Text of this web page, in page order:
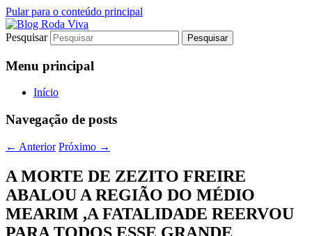
Pular para o conteúdo principal
Blog Roda Viva
Jornalismo sério comprometido com a
verdade
Pesquisar
Menu principal
Início
Navegação de posts
← Anterior Próximo →
A MORTE DE ZEZITO FREIRE
ABALOU A REGIÃO DO MÉDIO
MEARIM ,A FATALIDADE REERVOU
PARA TODOS ESSE GRANDE